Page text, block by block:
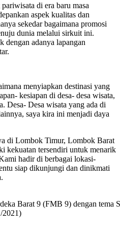
di era baru masa
aspek kualitas dan
sekedar bagaimana promosi
dunia melalui sirkuit ini.
dengan adanya lapangan
menyiapkan destinasi yang
kesiapan di desa- desa wisata,
Desa- Desa wisata yang ada di
saya kira ini menjadi daya
di Lombok Timur, Lombok Barat
kekuatan tersendiri untuk menarik
hadir di berbagai lokasi-
siap dikunjungi dan dinikmati
Barat 9 (FMB 9) dengan tema
2021)